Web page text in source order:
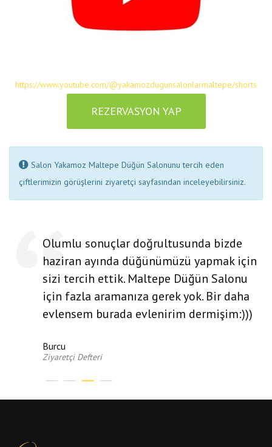
https://www.youtube.com/@yakamozdugunsalonlarmaltepe/shorts
REZERVASYON YAP
Salon Yakamoz Maltepe Düğün Salonunu tercih eden
çiftlerimizin görüşlerini ziyaretçi sayfasından inceleyebilirsiniz.
Olumlu sonuçlar doğrultusunda bizde
haziran ayında düğünümüzü yapmak için
sizi tercih ettik. Maltepe Düğün Salonu
için fazla aramanıza gerek yok. Bir daha
evlensem burada evlenirim dermişim:)))
Burcu
Ziyaretçi Defteri